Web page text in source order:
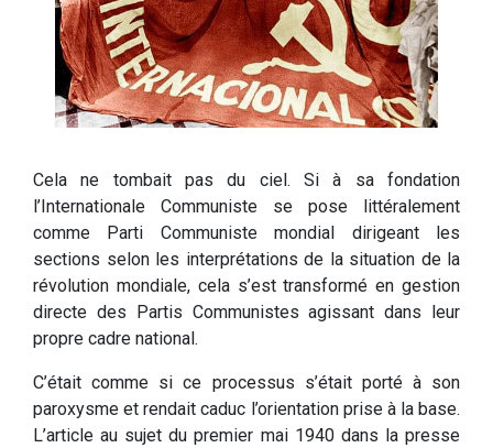
Cela ne tombait pas du ciel. Si à sa fondation
l’Internationale Communiste se pose littéralement
comme Parti Communiste mondial dirigeant les
sections selon les interprétations de la situation de la
révolution mondiale, cela s’est transformé en gestion
directe des Partis Communistes agissant dans leur
propre cadre national.
C’était comme si ce processus s’était porté à son
paroxysme et rendait caduc l’orientation prise à la base.
L’article au sujet du premier mai 1940 dans la presse